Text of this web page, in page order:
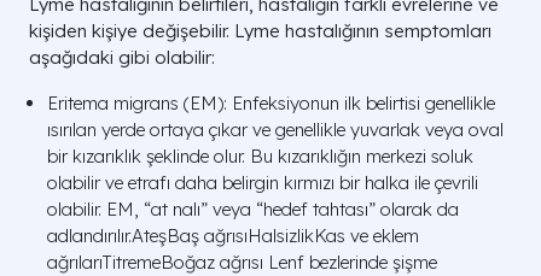
kişiden kişiye değişebilir. Lyme hastalığının semptomları
aşağıdaki gibi olabilir:
Eritema migrans (EM): Enfeksiyonun ilk belirtisi genellikle
ısırılan yerde ortaya çıkar ve genellikle yuvarlak veya oval
bir kızarıklık şeklinde olur. Bu kızarıklığın merkezi soluk
olabilir ve etrafı daha belirgin kırmızı bir halka ile çevrili
olabilir. EM, “at nalı” veya “hedef tahtası” olarak da
adlandırılır.AteşBaş ağrısıHalsizlikKas ve eklem
ağrılarıTitremeBoğaz ağrısı Lenf bezlerinde şişme